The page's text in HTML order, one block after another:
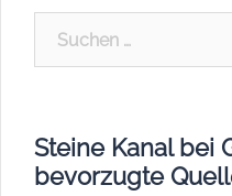
Steine Kanal bei
bevorzugte